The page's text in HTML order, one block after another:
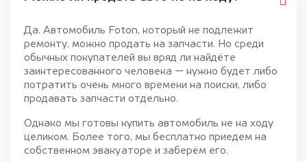
Да. Автомобиль Foton, который не подлежит
ремонту, можно продать на запчасти. Но среди
обычных покупателей вы вряд ли найдёте
заинтересованного человека — нужно будет либо
потратить очень много времени на поиски, либо
продавать запчасти отдельно.
Однако мы готовы купить автомобиль не на ходу
целиком. Более того, мы бесплатно приедем на
собственном эвакуаторе и заберём его.